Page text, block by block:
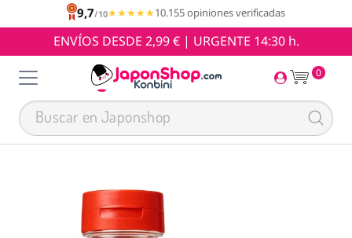
9,7/10★★★★★
★★★★★10.155 opiniones verificadas
ENVÍOS DESDE 2,99 € | URGENTE 14:30 h.
0